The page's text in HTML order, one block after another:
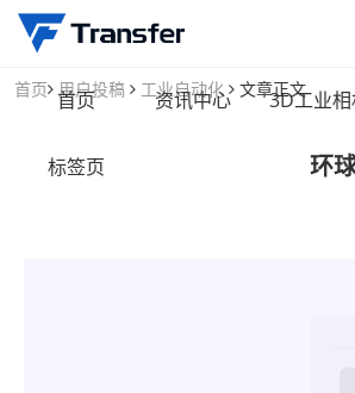
首页 资讯中心 3D工业
标签页
首页 用户投稿 工业自动化 文章正文
环